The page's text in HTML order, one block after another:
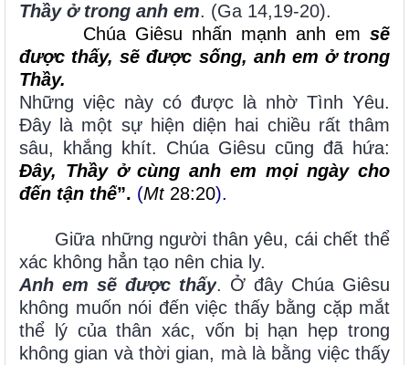
Thầy ở trong anh em. (Ga 14,19-20).
Chúa Giêsu nhấn mạnh anh em sẽ
được thấy, sẽ được sống, anh em ở trong
Thầy.
Những việc này có được là nhờ Tình Yêu.
Đây là một sự hiện diện hai chiều rất thâm
sâu, khắng khít. Chúa Giêsu cũng đã hứa:
Đây, Thầy ở cùng anh em mọi ngày cho
đến tận thế”. (Mt 28:20).
Giữa những người thân yêu, cái chết thể
xác không hẳn tạo nên chia ly.
Anh em sẽ được thấy. Ở đây Chúa Giêsu
không muốn nói đến việc thấy bằng cặp mắt
thể lý của thân xác, vốn bị hạn hẹp trong
không gian và thời gian, mà là bằng việc thấy